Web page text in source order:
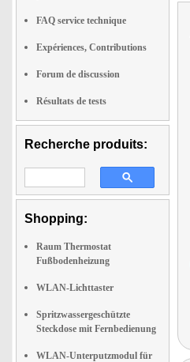
FAQ service technique
Expériences, Contributions
Forum de discussion
Résultats de tests
Recherche produits:
Shopping:
Raum Thermostat
Fußbodenheizung
WLAN-Lichttaster
Spritzwassergeschützte
Steckdose mit Fernbedienung
WLAN-Unterputzmodul für